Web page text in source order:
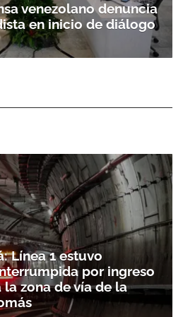
venezolano denuncia
en inicio de diálogo
Línea 1 estuvo
por ingreso
la zona de vía de la